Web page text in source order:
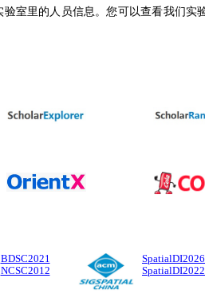
室里的人员信息。您可以查看我们实
BDSC2021
NCSC2012
SpatialDI2026
SpatialDI2022